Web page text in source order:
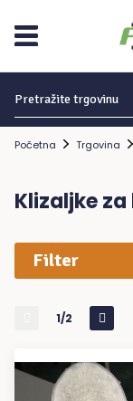
Početna Trgovina
Klizaljke za
Filter
1/2